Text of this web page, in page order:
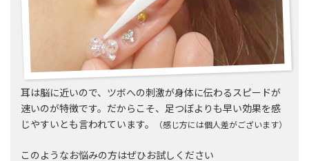
耳は脳に近いので、ツボへの刺激が身体に伝わるスピードが
速いのが特徴です。だからこそ、足つぼよりも早い効果を感
じやすいとも言われています。
（感じ方には個人差がございます）
このようなお悩みの方はぜひお試しください